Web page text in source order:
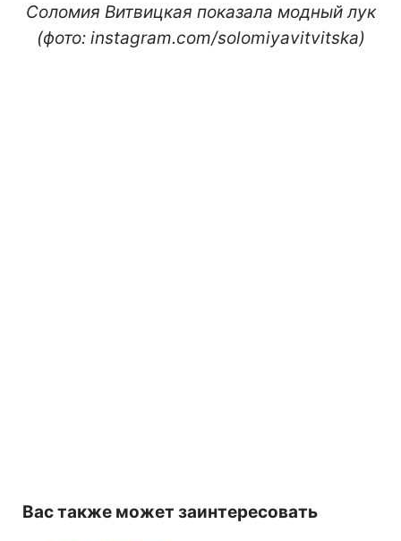
Соломия Витвицкая показала модный лук
(фото: instagram.com/solomiyavitvitska)
Вас также может заинтересовать